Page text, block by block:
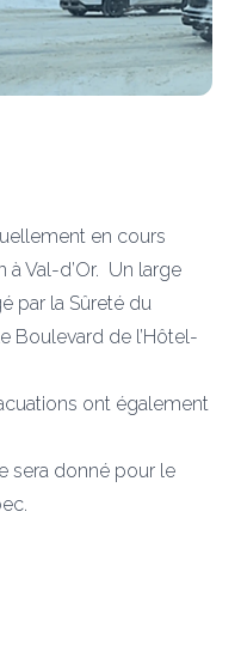
en cours
à Val-d’Or. Un large
par la Sûreté du
Boulevard de l’Hôtel-
ont également
sera donné pour le